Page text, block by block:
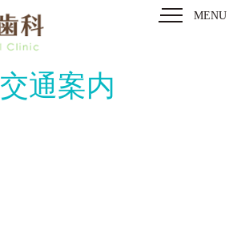
MENU
交通案内